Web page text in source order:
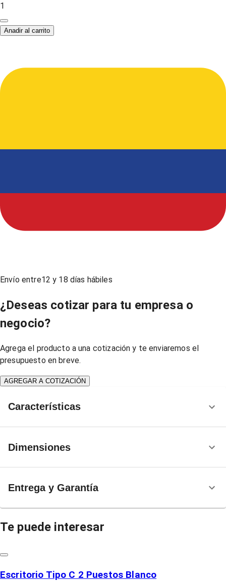
1
Anadir al carrito
Envío entre12 y 18 días hábiles
¿Deseas cotizar para tu empresa o
negocio?
Agrega el producto a una cotización y te enviaremos el
presupuesto en breve.
AGREGAR A COTIZACIÓN
Características
Dimensiones
Entrega y Garantía
Te puede interesar
Escritorio Tipo C 2 Puestos Blanco